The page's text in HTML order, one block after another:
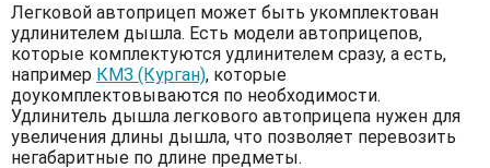
Легковой автоприцеп может быть укомплектован
удлинителем дышла. Есть модели автоприцепов,
которые комплектуются удлинителем сразу, а есть,
например КМЗ (Курган), которые
доукомплектовываются по необходимости.
Удлинитель дышла легкового автоприцепа нужен для
увеличения длины дышла, что позволяет перевозить
негабаритные по длине предметы.